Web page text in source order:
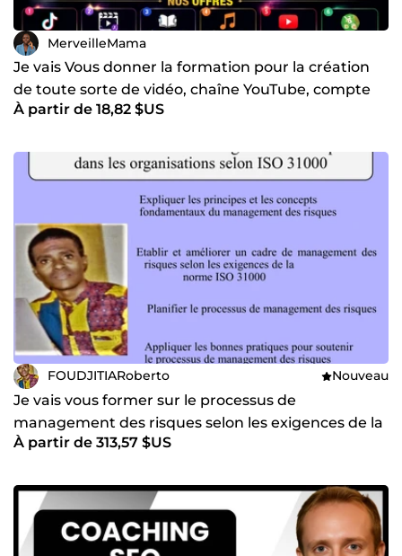
MerveilleMama
Je vais Vous donner la formation pour la création
de toute sorte de vidéo, chaîne YouTube, compte
tiktok
À partir de 18,82 $US
FOUDJITIARoberto Nouveau
Je vais vous former sur le processus de
management des risques selon les exigences de la
norme ISO 31000
À partir de 313,57 $US